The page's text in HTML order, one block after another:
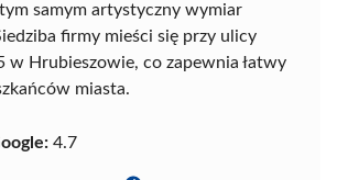
samym artystyczny wymiar
firmy mieści się przy ulicy
w Hrubieszowie, co zapewnia łatwy
miasta.
4.7